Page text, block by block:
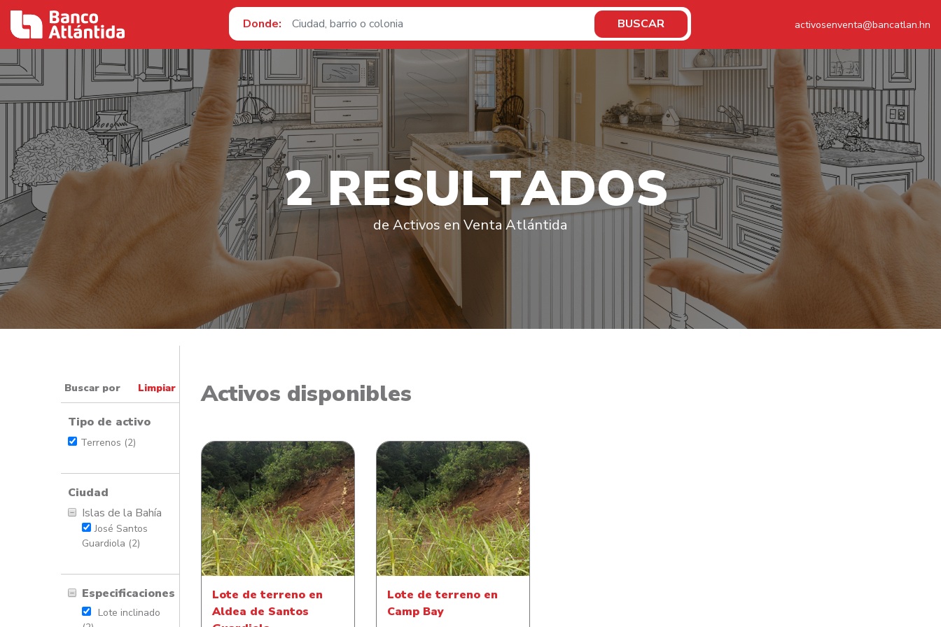
activosenventa@bancatlan.hn
Donde: BUSCAR
2 RESULTADOS
de Activos en Venta Atlántida
Buscar por Limpiar
Tipo de activo
Terrenos (2)
Ciudad
Islas de la Bahía
José Santos
Guardiola (2)
Especificaciones
Lote inclinado
Activos disponibles
Lote de terreno en Aldea
de Santos Guardiola
Lote de terreno en
Aldea de Santos
Lote de terreno en Camp
Bay
Lote de terreno en
Camp Bay